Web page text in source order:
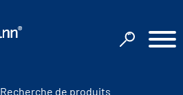
Recherche de produits